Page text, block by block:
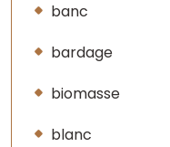
banc
bardage
biomasse
blanc